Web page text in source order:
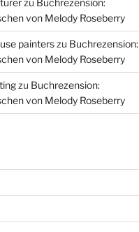
zu Buchrezension:
von Melody Roseberry
painterszu Buchrezension:
von Melody Roseberry
zu Buchrezension:
von Melody Roseberry